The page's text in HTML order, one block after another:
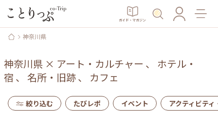
ガイド・マガジン
神奈川県
神奈川県 × アート・カルチャー 、 ホテル・
宿 、 名所・旧跡、 カフェ
絞り込む たびレポ イベント アクティビティ